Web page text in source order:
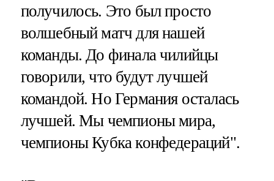
получилось. Это был просто
волшебный матч для нашей
команды. До финала чилийцы
говорили, что будут лучшей
командой. Но Германия осталась
лучшей. Мы чемпионы мира,
чемпионы Кубка конфедераций".